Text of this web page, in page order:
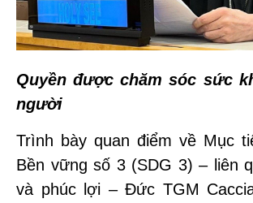
Quyền được chăm sóc sức
người
Trình bày quan điểm về Mục
Bền vững số 3 (SDG 3) – liên
và phúc lợi – Đức TGM